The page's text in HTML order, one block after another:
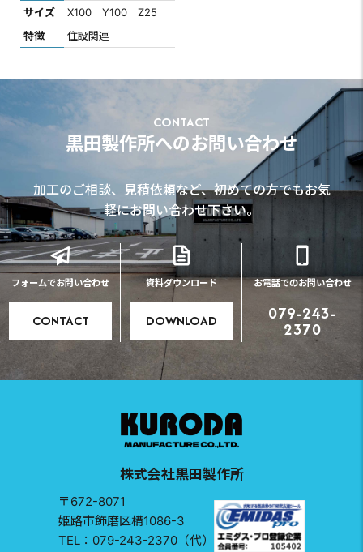
サイズ
X100 Y100 Z25
特徴
住設関連
CONTACT
黒田製作所へのお問い合わせ
加工のご相談、見積依頼など、初めての方でもお気
軽にお問い合わせ下さい。
フォームでお問い合わせ
CONTACT
資料ダウンロード
DOWNLOAD
お電話でのお問い合わせ
079-243-
2370
株式会社黒田製作所
〒672-8071
姫路市飾磨区構1086-3
TEL：079-243-2370（代）